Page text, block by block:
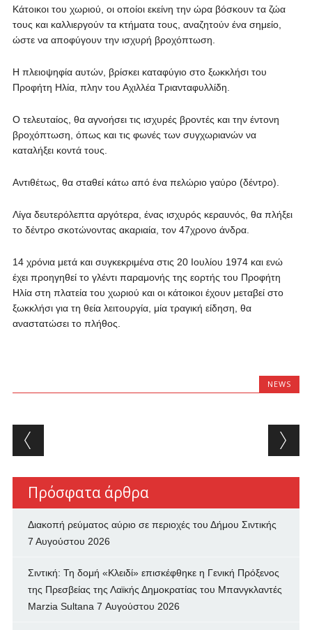
Κάτοικοι του χωριού, οι οποίοι εκείνη την ώρα βόσκουν τα ζώα
τους και καλλιεργούν τα κτήματα τους, αναζητούν ένα σημείο,
ώστε να αποφύγουν την ισχυρή βροχόπτωση.
Η πλειοψηφία αυτών, βρίσκει καταφύγιο στο ξωκκλήσι του
Προφήτη Ηλία, πλην του Αχιλλέα Τριανταφυλλίδη.
Ο τελευταίος, θα αγνοήσει τις ισχυρές βροντές και την έντονη
βροχόπτωση, όπως και τις φωνές των συγχωριανών να
καταλήξει κοντά τους.
Αντιθέτως, θα σταθεί κάτω από ένα πελώριο γαύρο (δέντρο).
Λίγα δευτερόλεπτα αργότερα, ένας ισχυρός κεραυνός, θα πλήξει
το δέντρο σκοτώνοντας ακαριαία, τον 47χρονο άνδρα.
14 χρόνια μετά και συγκεκριμένα στις 20 Ιουλίου 1974 και ενώ
έχει προηγηθεί το γλέντι παραμονής της εορτής του Προφήτη
Ηλία στη πλατεία του χωριού και οι κάτοικοι έχουν μεταβεί στο
ξωκκλήσι για τη θεία λειτουργία, μία τραγική είδηση, θα
αναστατώσει το πλήθος.
NEWS
Post navigation
Πρόσφατα άρθρα
Διακοπή ρεύματος αύριο σε περιοχές του Δήμου Σιντικής
7 Αυγούστου 2026
Σιντική: Τη δομή «Κλειδί» επισκέφθηκε η Γενική Πρόξενος
της Πρεσβείας της Λαϊκής Δημοκρατίας του Μπανγκλαντές
Marzia Sultana 7 Αυγούστου 2026